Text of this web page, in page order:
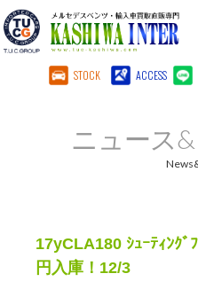
STOCK ACCESS
注文販売
ニュース
17yCLA180 ｼｭｰﾃｨﾝｸ
円入庫！12/3